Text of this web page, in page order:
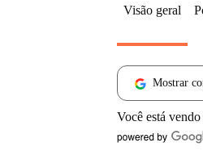
Visão geral
Mostrar
Você está